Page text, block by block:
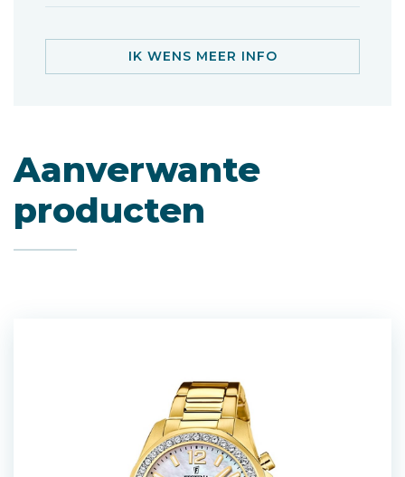
IK WENS MEER INFO
Aanverwante
producten